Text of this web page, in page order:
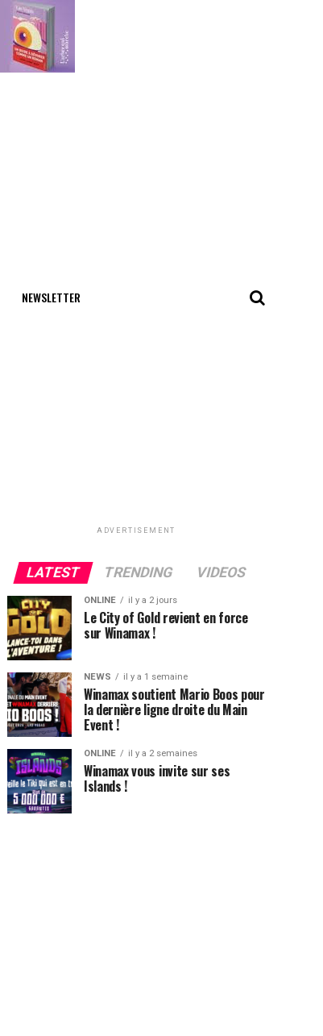
NEWSLETTER
ADVERTISEMENT
LATEST TRENDING VIDEOS
ONLINE il y a 2 jours
Le City of Gold revient en force
sur Winamax !
NEWS il y a 1 semaine
Winamax soutient Mario Boos pour
la dernière ligne droite du Main
Event !
ONLINE il y a 2 semaines
Winamax vous invite sur ses
Islands !